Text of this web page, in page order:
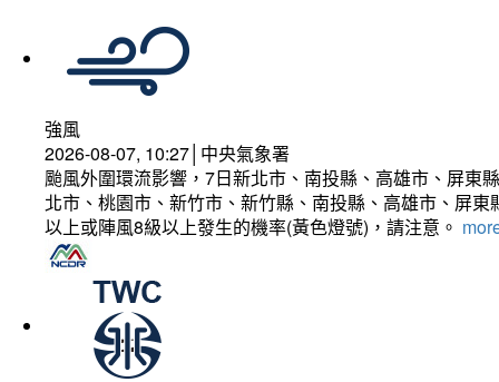
強風
2026-08-07, 10:27│中央氣象署
颱風外圍環流影響，7日新北市、南投縣、高雄市、屏東
北市、桃園市、新竹市、新竹縣、南投縣、高雄市、屏
以上或陣風8級以上發生的機率(黃色燈號)，請注意。